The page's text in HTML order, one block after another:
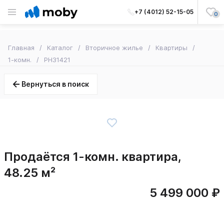
+7 (4012) 52-15-05 0
Главная Каталог Вторичное жилье
Квартиры
1-комн.
PH31421
Вернуться в поиск
Продаётся 1-комн. квартира,
48.25 м²
5 499 000 ₽